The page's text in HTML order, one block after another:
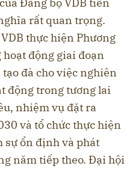
rất quan trọng.
thực hiện Phương
động giai đoạn
đà cho việc nghiên
động trong tương lai
nhiệm vụ đặt ra
và tổ chức thực hiện
sự ổn định và phát
năm tiếp theo. Đại hội